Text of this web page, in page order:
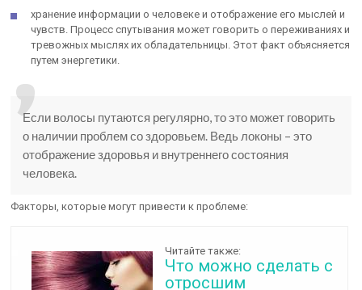
хранение информации о человеке и отображение его мыслей и
чувств. Процесс спутывания может говорить о переживаниях и
тревожных мыслях их обладательницы. Этот факт объясняется
путем энергетики.
Если волосы путаются регулярно, то это может говорить
о наличии проблем со здоровьем. Ведь локоны – это
отображение здоровья и внутреннего состояния
человека.
Факторы, которые могут привести к проблеме:
Читайте также:
Что можно сделать с
отросшим